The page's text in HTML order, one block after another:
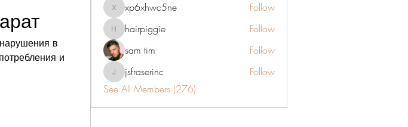
в
и
xp6xhwc5ne
xp6xhwc5ne Follow
hairpiggie
hairpiggie
Follow
sam tim
Follow
jsfraserinc
jsfraserinc
Follow
See All Members (276)